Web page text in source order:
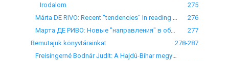
Irodalom
275
276
277
Bemutajuk könyvtárainkat
278-287